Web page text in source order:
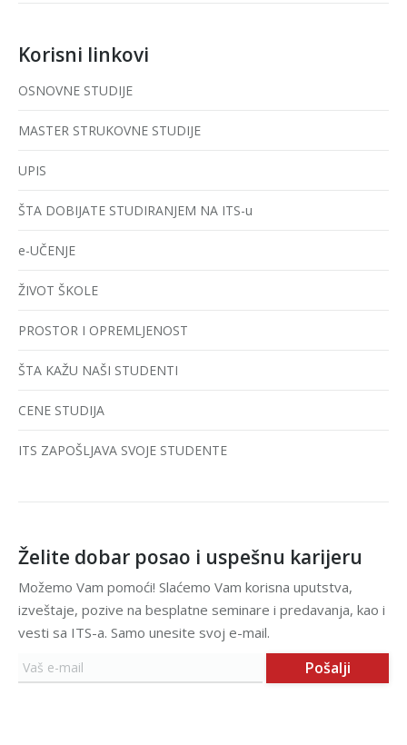
Korisni linkovi
OSNOVNE STUDIJE
MASTER STRUKOVNE STUDIJE
UPIS
ŠTA DOBIJATE STUDIRANJEM NA ITS-u
e-UČENJE
ŽIVOT ŠKOLE
PROSTOR I OPREMLJENOST
ŠTA KAŽU NAŠI STUDENTI
CENE STUDIJA
ITS ZAPOŠLJAVA SVOJE STUDENTE
Želite dobar posao i uspešnu karijeru
Možemo Vam pomoći! Slaćemo Vam korisna uputstva,
izveštaje, pozive na besplatne seminare i predavanja, kao i
vesti sa ITS-a. Samo unesite svoj e-mail.